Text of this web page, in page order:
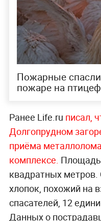
Пожарные
пожаре на
Ранее Life.ru писал,
Долгопрудном
приёма
комплексе. Площадь
квадратных
хлопок, похожий на
спасателей, 12
Данных о